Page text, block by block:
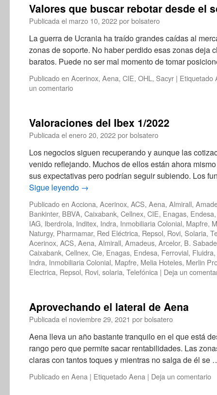
Valores que buscar rebotar desde el
Publicada el marzo 10, 2022porbolsatero
La guerra de Ucrania ha traído grandes caídas al
zonas de soporte. No haber perdido esas zonas deja
baratos. Puede no ser mal momento de tomar
Publicado en Acerinox, Aena, CIE, OHL , Sacyr | Etiquetado
un comentario
Valoraciones del Ibex 1/2022
Publicada el enero 20, 2022porbolsatero
Los negocios siguen recuperando y aunque las
venido reflejando. Muchos de ellos están ahora
sus expectativas pero podrían seguir subiendo. Los
Sigue leyendo →
Publicado en Acciona, Acerinox, ACS, Aena, Almirall,
Bankinter, BBVA, Caixabank, Cellnex, CIE, Enagas, Endesa
IAG, Iberdrola, Inditex, Indra, Inmobiliaria Colonial, Mapfre,
Naturgy, Pharmamar, Red Eléctrica, Repsol, Rovi, Solaria,
Acerinox, ACS, Aena, Almirall, Amadeus, Arcelor, B.
Caixabank, Cellnex, Cie, Enagas, Endesa, Ferrovial, Fluidra,
Indra, Inmobiliaria Colonial, Mapfre, Melia Hoteles, Merlin
Electrica, Repsol, Rovi, solaria, Telefónica | Deja un
Aprovechando el lateral de Aena
Publicada el noviembre 29, 2021 porbolsatero
Aena lleva un año bastante tranquilo en el que está
rango pero que permite sacar rentabilidades. Las
claras con tantos toques y mientras no salga de él
Publicado en Aena | EtiquetadoAena | Deja un comentario